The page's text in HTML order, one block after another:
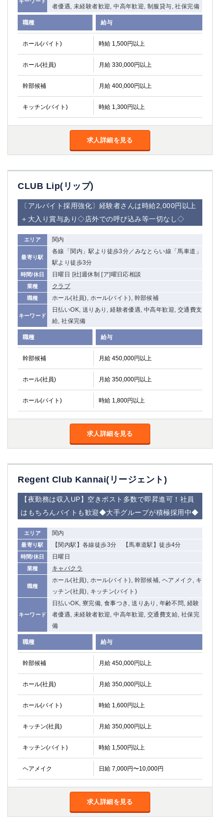
者優遇, 未経験者歓迎, 中高年歓迎, 制服貸与, 社保完備
職種 給与
ホール(バイト) 時給 1,500円以上
ホール(社員) 月給 330,000円以上
幹部候補 月給 400,000円以上
キッチン(バイト) 時給 1,300円以上
求人詳細を見る
CLUB Lip(リップ)
〔アルバイト採用強化〕経験者さんは時給2,000円以上
＋大入り賞与あり◇店外での呼び込み等一切なし◇
エリア 関内
最寄り駅
各線「関内」駅より徒歩3分／みなとらい線「馬車道」
駅より徒歩3分
時間/休日 日曜日 [社]週休制 [ア]曜日応相談
業種 クラブ
職種 ホール(社員), ホール(バイト), 幹部候補
キーワード
日払いOK, 送りあり, 経験者優遇, 中高年歓迎, 交通費支
給, 社保完備
職種 給与
幹部候補 月給 450,000円以上
ホール(社員) 月給 350,000円以上
ホール(バイト) 時給 1,800円以上
求人詳細を見る
Regent Club Kannai(リージェント)
【夜勤務は収入UP】空きポスト多数で即昇進可！社員
はもちろんバイトも歓迎◆大手グループが積極採用中◆
エリア 関内
最寄り駅 【関内駅】各線徒歩3分 【馬車道駅】徒歩4分
時間/休日 日曜日
業種 キャバクラ
職種
ホール(社員), ホール(バイト), 幹部候補, ヘアメイク, キ
ッチン(社員), キッチン(バイト)
キーワード
日払いOK, 寮完備, 食事つき, 送りあり, 年齢不問, 経験
者優遇, 未経験者歓迎, 中高年歓迎, 交通費支給, 社保完
備
職種 給与
幹部候補 月給 450,000円以上
ホール(社員) 月給 350,000円以上
ホール(バイト) 時給 1,600円以上
キッチン(社員) 月給 350,000円以上
キッチン(バイト) 時給 1,500円以上
ヘアメイク 日給 7,000円〜10,000円
求人詳細を見る